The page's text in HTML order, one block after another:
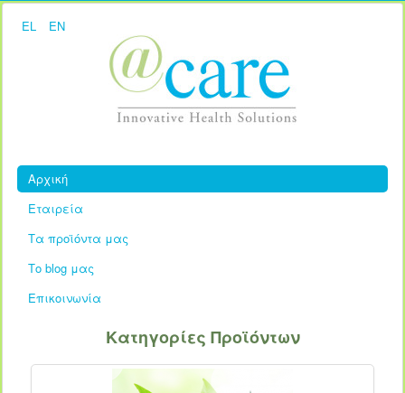
EL EN
Αρχική
Εταιρεία
Τα προϊόντα μας
Το blog μας
Επικοινωνία
Κατηγορίες Προϊόντων